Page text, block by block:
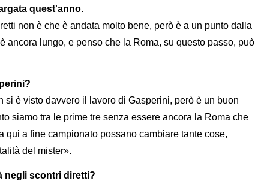
quest'anno.
non è che è andata molto bene, però è a un punto dalla
ancora lungo, e penso che la Roma, su questo passo, può
si è visto davvero il lavoro di Gasperini, però è un buon
siamo tra le prime tre senza essere ancora la Roma che
qui a fine campionato possano cambiare tante cose,
del mister».
negli scontri diretti?